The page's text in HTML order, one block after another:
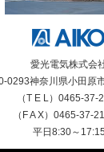
愛光電気株式会
0293神奈川県小田原
（T E L）0465-37-
（F A X）0465-37-
平日8:30～17:15